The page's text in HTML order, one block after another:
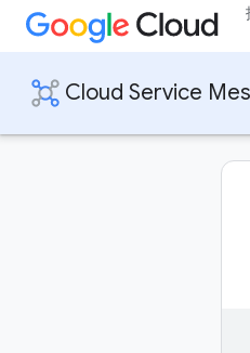
Cloud Service